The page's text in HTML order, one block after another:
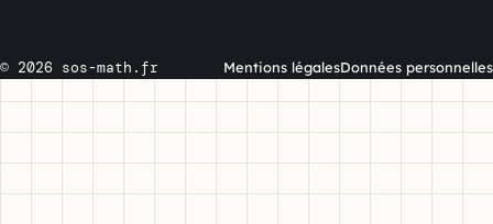
© 2026 sos-math.fr Mentions légalesDonnées personnelles